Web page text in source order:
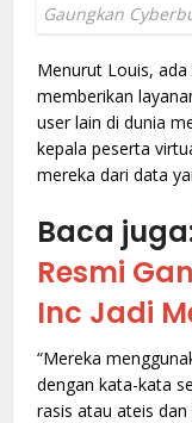
Gaungkan
Menurut Louis,
memberikan
user lain di dunia
kepala peserta
mereka dari data
Baca
Resmi
Inc Jadi
“Mereka
dengan kata-kata
rasis atau ateis